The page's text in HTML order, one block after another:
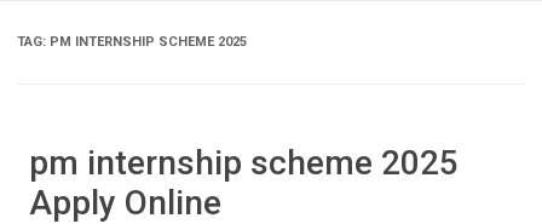
TAG: PM INTERNSHIP SCHEME 2025
pm internship scheme 2025
Apply Online